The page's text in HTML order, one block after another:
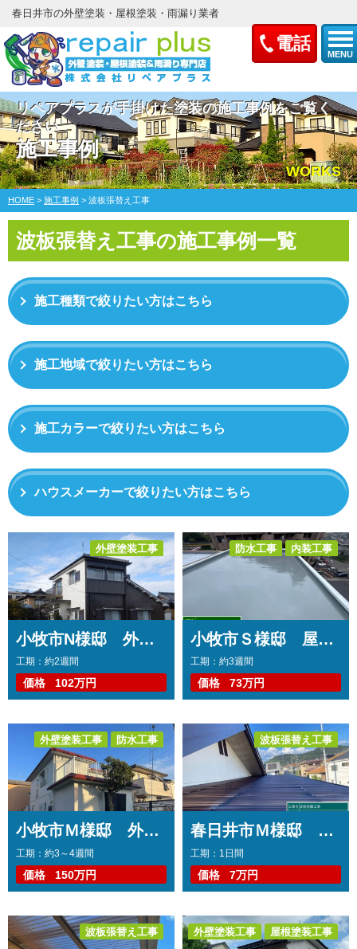
電話
MENU
春日井市の外壁塗装・屋根塗装・雨漏り業者
リペアプラスが手掛けた塗装の施工事例をご覧く
ださい
施工事例
WORKS
HOME > 施工事例 > 波板張替え工事
波板張替え工事の施工事例一覧
施工種類で絞りたい方はこちら
施工地域で絞りたい方はこちら
施工カラーで絞りたい方はこちら
ハウスメーカーで絞りたい方はこちら
小牧市N様邸 外壁塗装工事 コーキング打ち増し工事 雨樋交換工事 波板交換工事 漆喰補修工事
工期：約2週間
価格 102万円
外壁塗装工事
コーキング工事
雨樋改修工事
波板張替え工事 その他工事
小牧市Ｓ様邸 屋上防水工事 軒天張り替え工事 波板張り替え工事 クロス補修工事
工期：約3週間
価格 73万円
防水工事 内装工事
波板張替え工事 その他工事
小牧市Ｍ様邸 外壁塗装工事 屋上防水工事 波板貼り替え工事
工期：約3～4週間
価格 150万円
外壁塗装工事 防水工事
波板張替え工事
春日井市Ｍ様邸 波板交換工事
工期：1日間
価格 7万円
波板張替え工事
波板張替え工事 外壁塗装工事 屋根塗装工事